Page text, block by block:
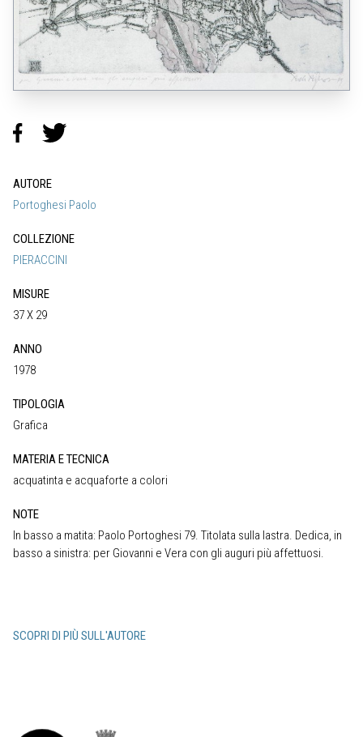
AUTORE
Portoghesi Paolo
COLLEZIONE
PIERACCINI
MISURE
37 X 29
ANNO
1978
TIPOLOGIA
Grafica
MATERIA E TECNICA
acquatinta e acquaforte a colori
NOTE
In basso a matita: Paolo Portoghesi 79. Titolata sulla lastra. Dedica, in
basso a sinistra: per Giovanni e Vera con gli auguri più affettuosi.
SCOPRI DI PIÙ SULL'AUTORE